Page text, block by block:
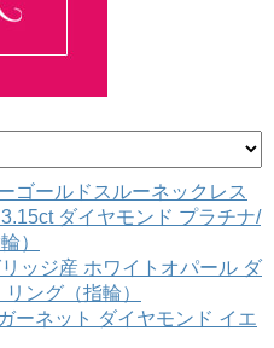
ゴールドスルーネックレス
ダイヤモンド プラチナ/
）
ッジ産 ホワイトオパール ダ
ング（指輪）
ーネット ダイヤモンド イエ